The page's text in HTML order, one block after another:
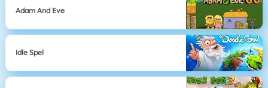
Adam And Eve
Idle Spel